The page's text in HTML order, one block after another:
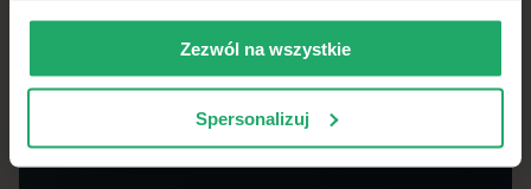
Zezwól na wszystkie
Spersonalizuj